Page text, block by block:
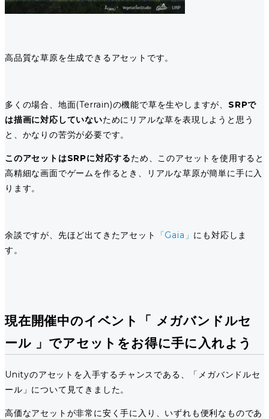
高品質な草原を生成できるアセットです。
多くの場合、地面(Terrain)の機能で草を生やしますが、 SRPで
は描画に対応していないためにリアルな草を表現しようと思う
と、かなりの苦労が必要です。
このアセットはSRPに対応するため、このアセットを使用すると
高精細な画面でゲームを作るとき、リアルな草原が簡単に手に入
ります。
余談ですが、先ほど出てきたアセット 「Gaia」 にも対応しま
す。
現在開催中のイベント「 メガバンドルセ
ール 」でアセットをお得に手に入れよう
Unityのアセットを入手するチャンスである、「メガバンドルセ
ール」について見てきました。
高価なアセットが非常に安く手に入り、いずれも便利なものであ